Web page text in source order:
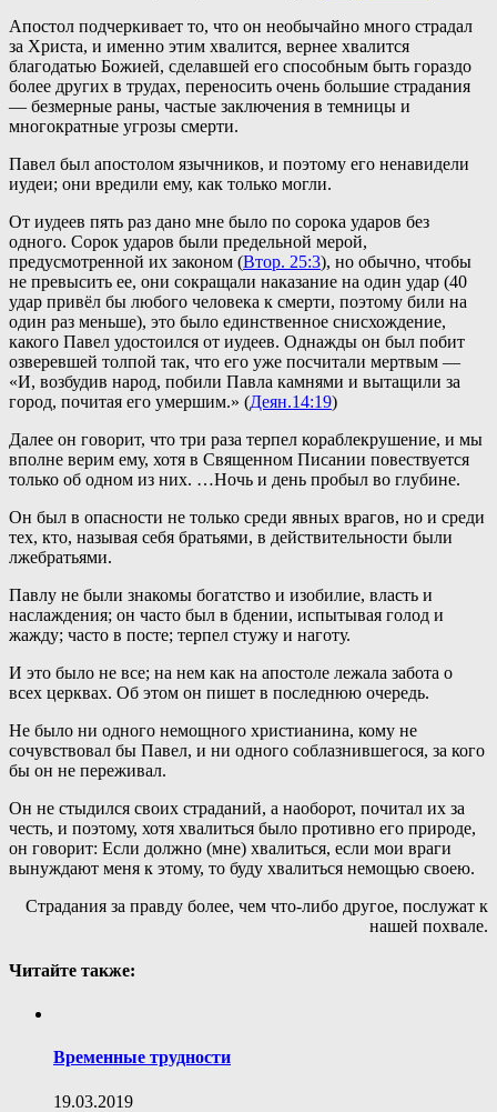
Апостол подчеркивает то, что он необычайно много страдал
за Христа, и именно этим хвалится, вернее хвалится
благодатью Божией, сделавшей его способным быть гораздо
более других в трудах, переносить очень большие страдания
— безмерные раны, частые заключения в темницы и
многократные угрозы смерти.
Павел был апостолом язычников, и поэтому его ненавидели
иудеи; они вредили ему, как только могли.
От иудеев пять раз дано мне было по сорока ударов без
одного. Сорок ударов были предельной мерой,
предусмотренной их законом (Втор. 25:3), но обычно, чтобы
не превысить ее, они сокращали наказание на один удар (40
удар привёл бы любого человека к смерти, поэтому били на
один раз меньше), это было единственное снисхождение,
какого Павел удостоился от иудеев. Однажды он был побит
озверевшей толпой так, что его уже посчитали мертвым —
«И, возбудив народ, побили Павла камнями и вытащили за
город, почитая его умершим.» (Деян.14:19)
Далее он говорит, что три раза терпел кораблекрушение, и мы
вполне верим ему, хотя в Священном Писании повествуется
только об одном из них. …Ночь и день пробыл во глубине.
Он был в опасности не только среди явных врагов, но и среди
тех, кто, называя себя братьями, в действительности были
лжебратьями.
Павлу не были знакомы богатство и изобилие, власть и
наслаждения; он часто был в бдении, испытывая голод и
жажду; часто в посте; терпел стужу и наготу.
И это было не все; на нем как на апостоле лежала забота о
всех церквах. Об этом он пишет в последнюю очередь.
Не было ни одного немощного христианина, кому не
сочувствовал бы Павел, и ни одного соблазнившегося, за кого
бы он не переживал.
Он не стыдился своих страданий, а наоборот, почитал их за
честь, и поэтому, хотя хвалиться было противно его природе,
он говорит: Если должно (мне) хвалиться, если мои враги
вынуждают меня к этому, то буду хвалиться немощью своею.
Страдания за правду более, чем что-либо другое, послужат к
нашей похвале.
Читайте также:
Временные трудности
19.03.2019